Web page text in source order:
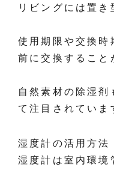
リビングには置き
使用期限や交換時
前に交換すること
自然素材の除湿剤
て注目されていま
湿度計の活用方法
湿度計は室内環境